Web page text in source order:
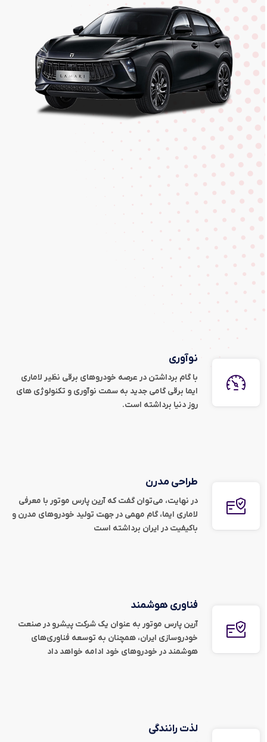
نوآوری
با گام برداشتن در عرصه خودروهای برقی نظیر لاماری
ایما برقی گامی جدید به سمت نوآوری و تکنولوژی های
روز دنیا برداشته است.
طراحی مدرن
در نهایت، می‌توان گفت که آرین پارس موتور با معرفی
لاماری ایما، گام مهمی در جهت تولید خودروهای مدرن و
باکیفیت در ایران برداشته است
فناوری هوشمند
آرین پارس موتور به عنوان یک شرکت پیشرو در صنعت
خودروسازی ایران، همچنان به توسعه فناوری‌های
هوشمند در خودروهای خود ادامه خواهد داد
لذت رانندگی